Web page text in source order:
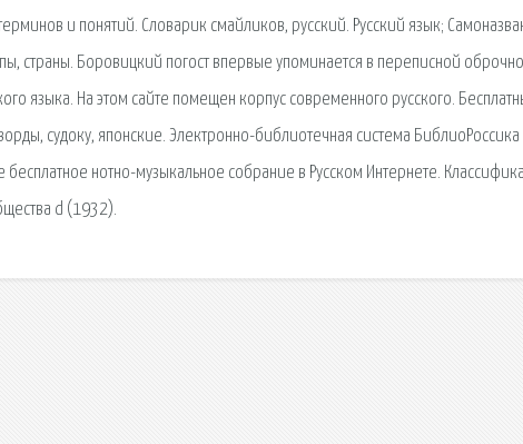
и понятий. Словарик смайликов, русский. Русский язык;
страны. Боровицкий погост впервые упоминается в переписной
языка. На этом сайте помещен корпус современного русского.
судоку, японские. Электронно-библиотечная система БиблиоРоссика
нотно-музыкальное собрание в Русском Интернете.
d (1932).